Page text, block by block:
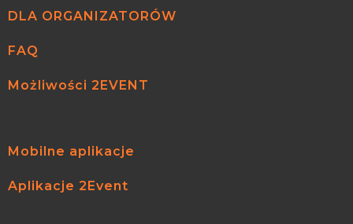
DLA ORGANIZATORÓW
FAQ
Możliwości 2EVENT
Mobilne aplikacje
Aplikacje 2Event